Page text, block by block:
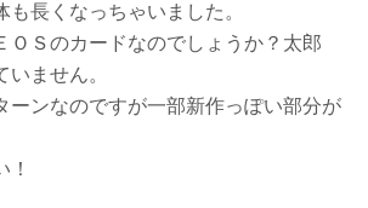
も長くなっちゃいました。
ＯＳのカードなのでしょうか？太郎
ません。
ーンなのですが一部新作っぽい部分が
！